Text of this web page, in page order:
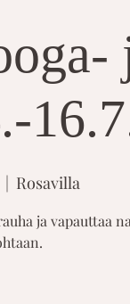
|
Rosavilla
ja vapauttaa